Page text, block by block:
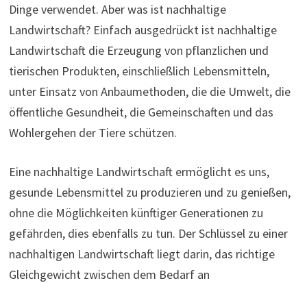
Dinge verwendet. Aber was ist nachhaltige
Landwirtschaft? Einfach ausgedrückt ist nachhaltige
Landwirtschaft die Erzeugung von pflanzlichen und
tierischen Produkten, einschließlich Lebensmitteln,
unter Einsatz von Anbaumethoden, die die Umwelt, die
öffentliche Gesundheit, die Gemeinschaften und das
Wohlergehen der Tiere schützen.
Eine nachhaltige Landwirtschaft ermöglicht es uns,
gesunde Lebensmittel zu produzieren und zu genießen,
ohne die Möglichkeiten künftiger Generationen zu
gefährden, dies ebenfalls zu tun. Der Schlüssel zu einer
nachhaltigen Landwirtschaft liegt darin, das richtige
Gleichgewicht zwischen dem Bedarf an